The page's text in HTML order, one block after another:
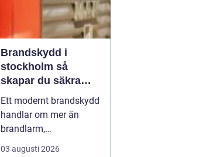
Brandskydd i
stockholm så
skapar du säkra
byggnader på riktigt
Ett modernt brandskydd
handlar om mer än
brandlarm,
utrymningsplaner och
03 augusti 2026